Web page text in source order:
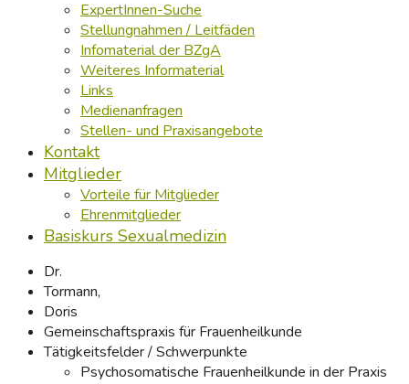
ExpertInnen-Suche
Stellungnahmen / Leitfäden
Infomaterial der BZgA
Weiteres Informaterial
Links
Medienanfragen
Stellen- und Praxisangebote
Kontakt
Mitglieder
Vorteile für Mitglieder
Ehrenmitglieder
Basiskurs Sexualmedizin
Dr.
Tormann,
Doris
Gemeinschaftspraxis für Frauenheilkunde
Tätigkeitsfelder / Schwerpunkte
Psychosomatische Frauenheilkunde in der Praxis